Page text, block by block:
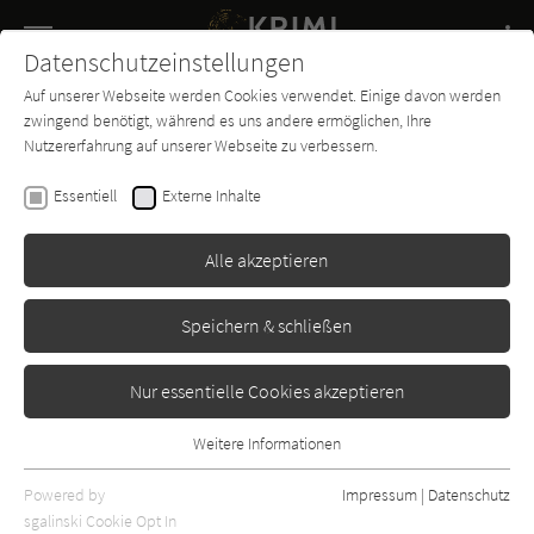
SUCHE
Buch-
Entdecker
Forum Charts
Datenschutzeinstellungen
Auf unserer Webseite werden Cookies verwendet. Einige davon werden
zwingend benötigt, während es uns andere ermöglichen, Ihre
Nutzererfahrung auf unserer Webseite zu verbessern.
Essentiell Externe Inhalte
Alle akzeptieren
Speichern & schließen
Nur essentielle Cookies akzeptieren
Essentielle Cookies werden für grundlegende Funktionen der
Webseite benötigt. Dadurch ist gewährleistet, dass die Webseite
Weitere Informationen
Powered by
sgalinski Cookie Opt In
Impressum | Datenschutz